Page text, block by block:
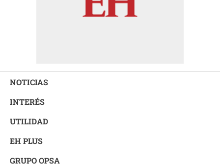
NOTICIAS
INTERÉS
UTILIDAD
EH PLUS
GRUPO OPSA